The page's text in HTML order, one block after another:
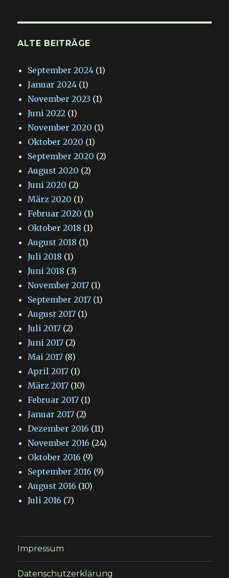
ALTE BEITRÄGE
September 2024 (1)
Januar 2024 (1)
November 2023 (1)
Juni 2022 (1)
November 2020 (1)
Oktober 2020 (1)
September 2020 (2)
August 2020 (2)
Juni 2020 (2)
März 2020 (1)
Februar 2020 (1)
Oktober 2018 (1)
August 2018 (1)
Juli 2018 (1)
Juni 2018 (3)
November 2017 (1)
September 2017 (1)
August 2017 (1)
Juli 2017 (2)
Juni 2017 (2)
Mai 2017 (8)
April 2017 (1)
März 2017 (10)
Februar 2017 (1)
Januar 2017 (2)
Dezember 2016 (11)
November 2016 (24)
Oktober 2016 (9)
September 2016 (9)
August 2016 (10)
Juli 2016 (7)
Impressum
Datenschutzerklärung